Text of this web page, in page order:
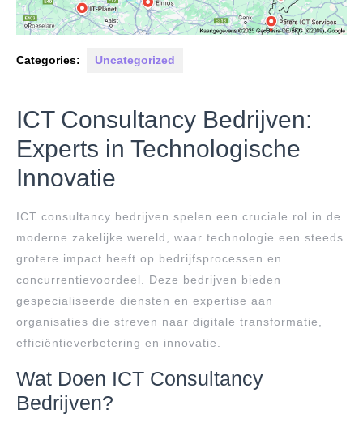
Categories: Uncategorized
ICT Consultancy Bedrijven:
Experts in Technologische
Innovatie
ICT consultancy bedrijven spelen een cruciale rol in de
moderne zakelijke wereld, waar technologie een steeds
grotere impact heeft op bedrijfsprocessen en
concurrentievoordeel. Deze bedrijven bieden
gespecialiseerde diensten en expertise aan
organisaties die streven naar digitale transformatie,
efficiëntieverbetering en innovatie.
Wat Doen ICT Consultancy
Bedrijven?